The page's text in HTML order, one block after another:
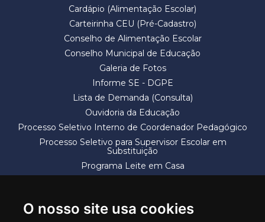
O nosso site usa cookies
Cardápio (Alimentação Escolar)
Carteirinha CEU (Pré-Cadastro)
Conselho de Alimentação Escolar
Conselho Municipal de Educação
Galeria de Fotos
Informe SE - DGPE
Lista de Demanda (Consulta)
Ouvidoria da Educação
Processo Seletivo Interno de Coordenador Pedagógico
Processo Seletivo para Supervisor Escolar em
Substituição
Programa Leite em Casa